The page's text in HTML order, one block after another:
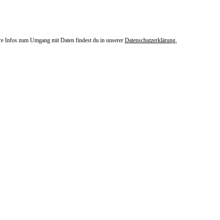
Infos zum Umgang mit Daten findest du in unserer Datenschutzerklärung.